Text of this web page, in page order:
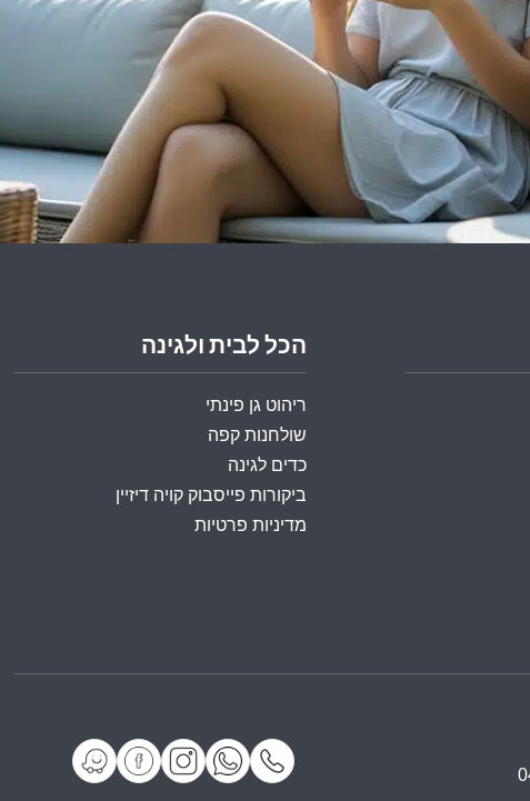
הכל לבית ולגינה
ריהוט גן פינתי
שולחנות קפה
כדים לגינה
ביקורות פייסבוק קויה דיזיין
מדיניות פרטיות